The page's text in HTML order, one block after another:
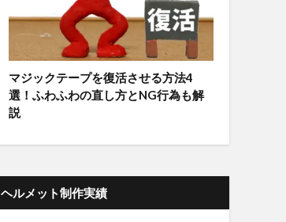
マジックテープを復活させる方法4
選！ふわふわの直し方とNG行為も解
説
ヘルメット制作実績